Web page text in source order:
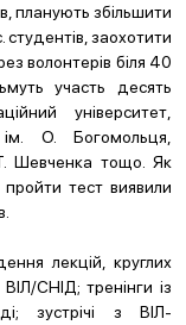
планують збільшити
заохотити
волонтерів біля 40
участь десять
університет,
О. Богомольця,
Т. Шевченка тощо. Як
тест виявили
лекцій, круглих
ВІЛ/СНІД; тренінги із
зустрічі з ВІЛ-